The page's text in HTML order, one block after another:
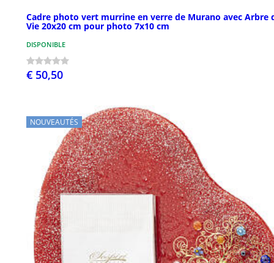
Cadre photo vert murrine en verre de Murano avec Arbre
Vie 20x20 cm pour photo 7x10 cm
DISPONIBLE
€ 50,50
NOUVEAUTÉS